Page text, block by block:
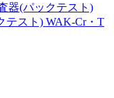
器(パックテスト)
テスト) WAK-Cr・T